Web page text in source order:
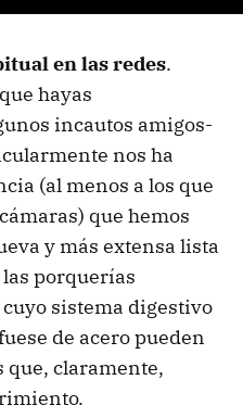
en las redes.
hayas
incautos amigos-
nos ha
(al menos a los que
que hemos
y más extensa lista
porquerías
sistema digestivo
de acero pueden
que, claramente,